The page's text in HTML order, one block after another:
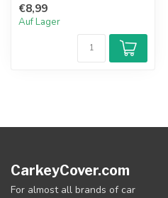
€8,99
Auf Lager
CarkeyCover.com
For almost all brands of car